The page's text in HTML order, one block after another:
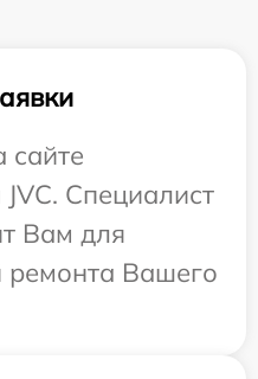
сайте
Специалист
Вам для
ремонта Вашего